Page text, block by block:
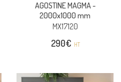
AGOSTINE MAGMA -
2000x1000 mm
MX17120
290€ HT